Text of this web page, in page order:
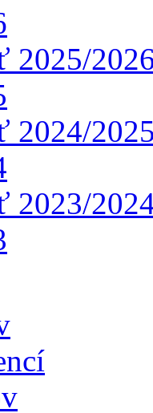
2025/
2024/
2023/